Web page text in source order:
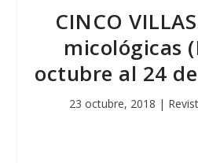
CINCO
micológicas
octubre al 24
23 octubre, 2018 |